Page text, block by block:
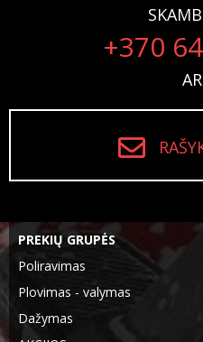
+370
PREKIŲ GRUPĖS
Poliravimas
Plovimas - valymas
Dažymas